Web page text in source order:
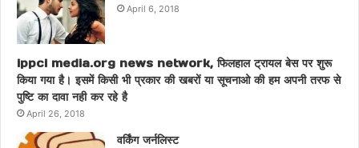
April 6, 2018
ippci media.org news network, फिलहाल ट्रायल बेस पर शुरू
किया गया है। इसमें किसी भी प्रकार की खबरों या सूचनाओ की हम अपनी तरफ से
पुष्टि का दावा नही कर रहे है
April 26, 2018
वर्किंग जर्नलिस्ट